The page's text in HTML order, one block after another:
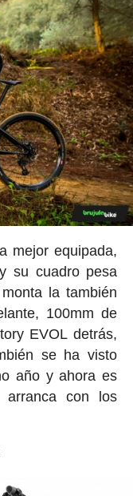
mejor equipada,
su cuadro pesa
la también
100mm de
EVOL detrás,
se ha visto
año y ahora es
arranca con los